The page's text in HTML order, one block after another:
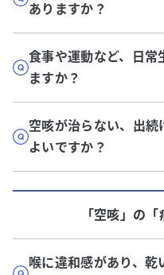
ありますか？
食事や運動など、日常
ますか？
空咳が治らない、出続
よいですか？
「空咳」 の「
喉に違和感があり、乾